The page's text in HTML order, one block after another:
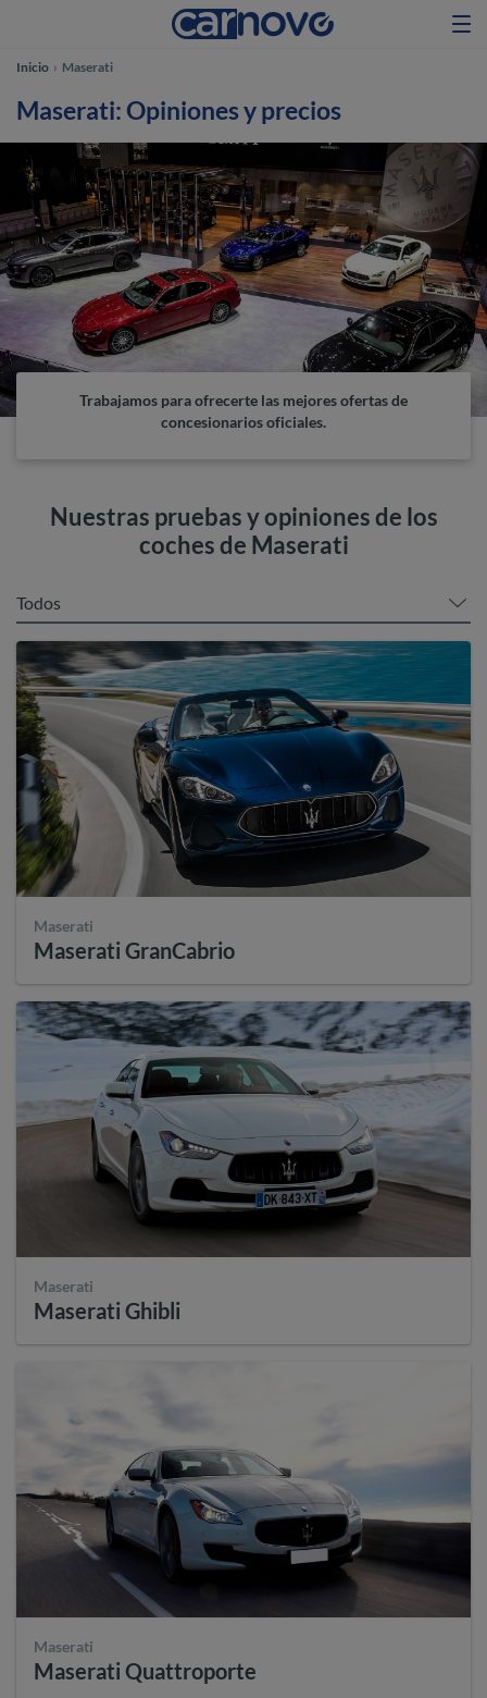
Inicio Maserati
Maserati: Opiniones y precios
Trabajamos para ofrecerte las mejores ofertas de
concesionarios oficiales.
Nuestras pruebas y opiniones de los
coches de Maserati
Todos
Maserati
Maserati GranCabrio
Maserati
Maserati Ghibli
Maserati
Maserati Quattroporte